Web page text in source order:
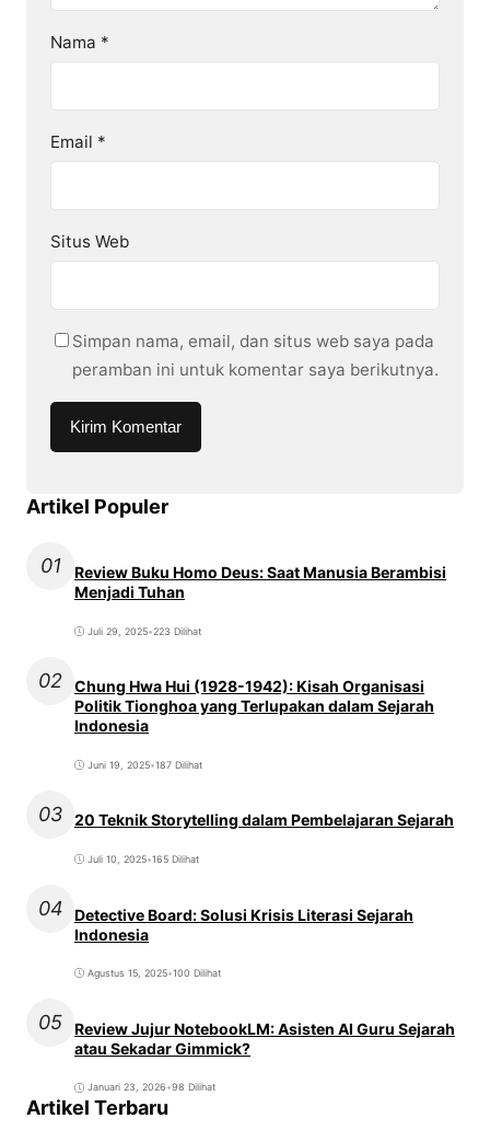
Nama *
Email *
Situs Web
Simpan nama, email, dan situs web saya pada
peramban ini untuk komentar saya berikutnya.
Artikel Populer
01
Review Buku Homo Deus: Saat Manusia Berambisi
Menjadi Tuhan
Juli 29, 2025•223 Dilihat
02
Chung Hwa Hui (1928-1942): Kisah Organisasi
Politik Tionghoa yang Terlupakan dalam Sejarah
Indonesia
Juni 19, 2025•187 Dilihat
03 20 Teknik Storytelling dalam Pembelajaran Sejarah
Juli 10, 2025•165 Dilihat
04
Detective Board: Solusi Krisis Literasi Sejarah
Indonesia
Agustus 15, 2025•100 Dilihat
05
Review Jujur NotebookLM: Asisten AI Guru Sejarah
atau Sekadar Gimmick?
Januari 23, 2026•98 Dilihat
Artikel Terbaru